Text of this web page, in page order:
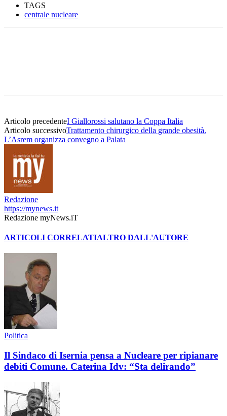
TAGS
centrale nucleare
Articolo precedenteI Giallorossi salutano la Coppa Italia
Articolo successivoTrattamento chirurgico della grande obesità.
L’Asrem organizza convegno a Palata
Redazione
https://mynews.it
Redazione myNews.iT
ARTICOLI CORRELATIALTRO DALL'AUTORE
Politica
Il Sindaco di Isernia pensa a Nucleare per ripianare
debiti Comune. Caterina Idv: “Sta delirando”